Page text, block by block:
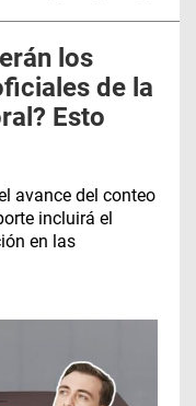
los
de la
Esto
avance del conteo
incluirá el
en las